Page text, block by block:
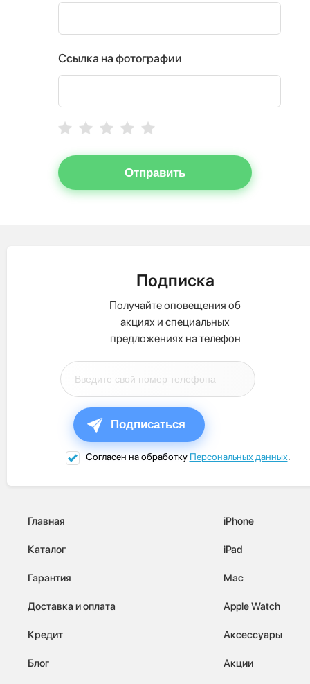
Ссылка на фотографии
Отправить
Подписка
Получайте оповещения об
акциях и специальных
предложениях на телефон
Подписаться
Согласен на обработку Персональных данных.
Главная
Каталог
Гарантия
Доставка и оплата
Кредит
Блог
iPhone
iPad
Mac
Apple Watch
Аксессуары
Акции